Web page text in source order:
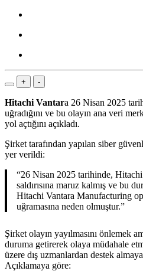
+ -
Hitachi Vantara 26 Nisan 2025
uğradığını ve bu olayın ana veri
yol açtığını açıkladı.
Şirket tarafından yapılan siber
yer verildi:
“26 Nisan 2025 tarihinde, Hitachi
saldırısına maruz kalmış ve bu
Hitachi Vantara Manufacturing
uğramasına neden olmuştur.”
Şirket olayın yayılmasını önlemek
duruma getirerek olaya müdahale
üzere dış uzmanlardan destek
Açıklamaya göre: